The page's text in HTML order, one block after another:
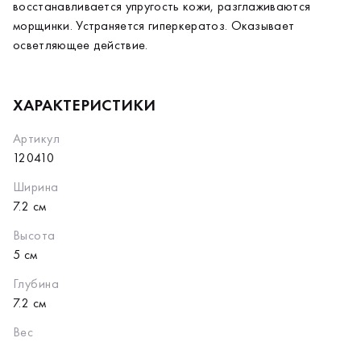
восстанавливается упругость кожи, разглаживаются
морщинки. Устраняется гиперкератоз. Оказывает
осветляющее действие.
ХАРАКТЕРИСТИКИ
Артикул
120410
Ширина
7.2 см
Высота
5 см
Глубина
7.2 см
Вес